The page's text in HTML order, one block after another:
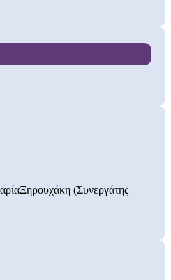
(Συνεργάτης